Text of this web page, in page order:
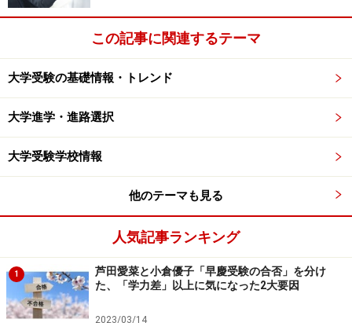
この記事に関連するテーマ
大学受験の基礎情報・トレンド
大学進学・進路選択
大学受験学校情報
他のテーマも見る
人気記事ランキング
1
芦田愛菜と小倉優子「早慶受験の合否」を分け
た、「学力差」以上に気になった2大要因
2023/03/14